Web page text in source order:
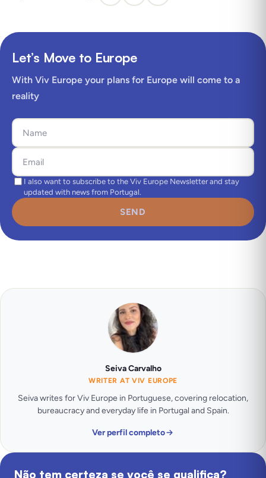
Let’s Move to Europe
With Viv Europe your plans for Europe will come to a
reality
I also want to subscribe to the Viv Europe Newsletter and stay
updated with news from Portugal.
SEND
Seiva Carvalho
WRITER AT VIV EUROPE
Seiva writes for Viv Europe in Portuguese, covering relocation,
bureaucracy and everyday life in Portugal and Spain.
Ver perfil completo
Não tem certeza se você se qualifica?